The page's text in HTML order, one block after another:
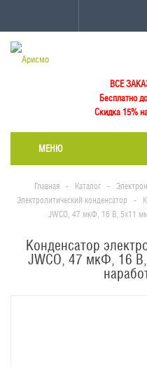
ВСЕ
Бесплатно
Скидка 15%
МЕНЮ
Главная - Каталог -
Электролитический конденсатор
-
JWCO, 47 мкФ, 16 В, 5х11
Конденсатор
JWCO, 47 мкФ, 16